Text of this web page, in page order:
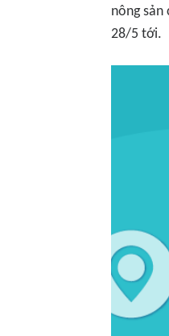
nông sản
28/5 tới.